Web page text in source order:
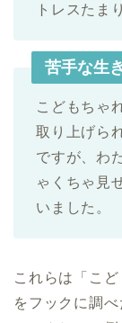
トレスたま
苦手な生
こどもちゃ
取り上げら
ですが、わ
ゃくちゃ見
いました。
これらは「こ
をフックに調